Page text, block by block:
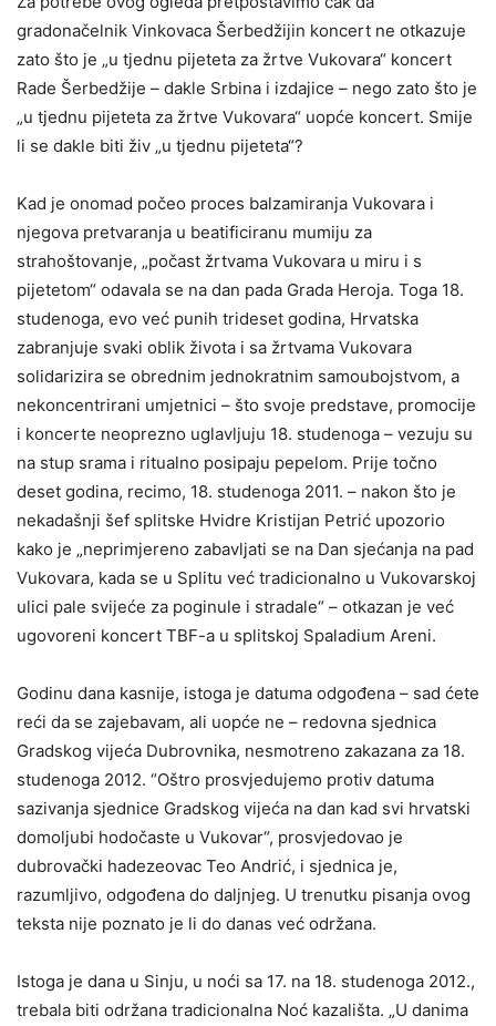
gradonačelnik Vinkovaca Šerbedžijin koncert ne otkazuje
zato što je „u tjednu pijeteta za žrtve Vukovara“ koncert
Rade Šerbedžije – dakle Srbina i izdajice – nego zato što je
„u tjednu pijeteta za žrtve Vukovara“ uopće koncert. Smije
li se dakle biti živ „u tjednu pijeteta“?
Kad je onomad počeo proces balzamiranja Vukovara i
njegova pretvaranja u beatificiranu mumiju za
strahoštovanje, „počast žrtvama Vukovara u miru i s
pijetetom“ odavala se na dan pada Grada Heroja. Toga 18.
studenoga, evo već punih trideset godina, Hrvatska
zabranjuje svaki oblik života i sa žrtvama Vukovara
solidarizira se obrednim jednokratnim samoubojstvom, a
nekoncentrirani umjetnici – što svoje predstave, promocije
i koncerte neoprezno uglavljuju 18. studenoga – vezuju su
na stup srama i ritualno posipaju pepelom. Prije točno
deset godina, recimo, 18. studenoga 2011. – nakon što je
nekadašnji šef splitske Hvidre Kristijan Petrić upozorio
kako je „neprimjereno zabavljati se na Dan sjećanja na pad
Vukovara, kada se u Splitu već tradicionalno u Vukovarskoj
ulici pale svijeće za poginule i stradale“ – otkazan je već
ugovoreni koncert TBF-a u splitskoj Spaladium Areni.
Godinu dana kasnije, istoga je datuma odgođena – sad ćete
reći da se zajebavam, ali uopće ne – redovna sjednica
Gradskog vijeća Dubrovnika, nesmotreno zakazana za 18.
studenoga 2012. “Oštro prosvjedujemo protiv datuma
sazivanja sjednice Gradskog vijeća na dan kad svi hrvatski
domoljubi hodočaste u Vukovar“, prosvjedovao je
dubrovački hadezeovac Teo Andrić, i sjednica je,
razumljivo, odgođena do daljnjeg. U trenutku pisanja ovog
teksta nije poznato je li do danas već održana.
Istoga je dana u Sinju, u noći sa 17. na 18. studenoga 2012.,
trebala biti održana tradicionalna Noć kazališta. „U danima